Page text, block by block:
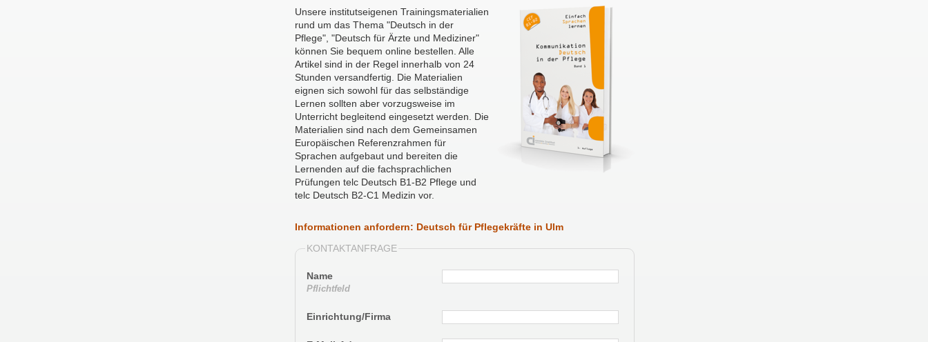
Unsere institutseigenen Trainingsmaterialien
rund um das Thema "Deutsch in der
Pflege", "Deutsch für Ärzte und Mediziner"
können Sie bequem online bestellen. Alle
Artikel sind in der Regel innerhalb von 24
Stunden versandfertig. Die Materialien
eignen sich sowohl für das selbständige
Lernen sollten aber vorzugsweise im
Unterricht begleitend eingesetzt werden. Die
Materialien sind nach dem Gemeinsamen
Europäischen Referenzrahmen für
Sprachen aufgebaut und bereiten die
Lernenden auf die fachsprachlichen
Prüfungen telc Deutsch B1-B2 Pflege und
telc Deutsch B2-C1 Medizin vor.
Informationen anfordern: Deutsch für Pflegekräfte in Ulm
KONTAKTANFRAGE
Name
Pflichtfeld
Einrichtung/Firma